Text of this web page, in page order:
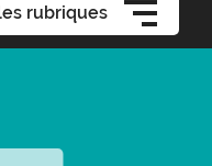
rubriques